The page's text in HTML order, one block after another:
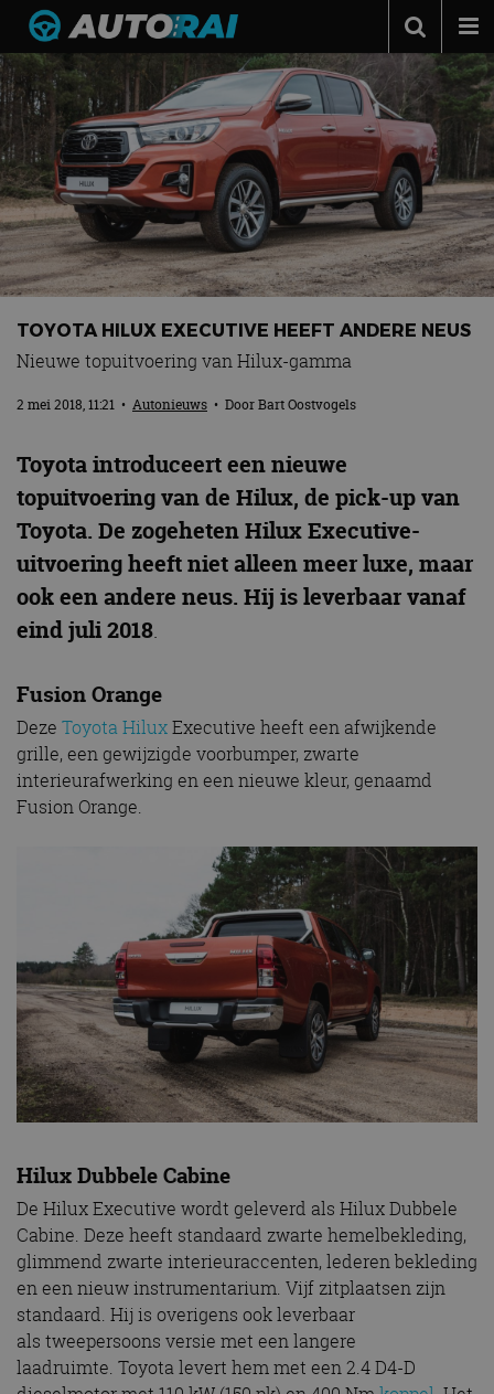
Autonieuws
Podcast
Autotests
Automerken
Adverteren
Contact
MotorRAI.nl
TOYOTA HILUX EXECUTIVE HEEFT ANDERE NEUS
Nieuwe topuitvoering van Hilux-gamma
2 mei 2018, 11:21 • Autonieuws • DoorBart Oostvogels
Toyota introduceert een nieuwe
topuitvoering van de Hilux, de pick-up van
Toyota. De zogeheten Hilux Executive-
uitvoering heeft niet alleen meer luxe, maar
ook een andere neus. Hij is leverbaar vanaf
eind juli 2018.
Fusion Orange
Deze Toyota HiluxExecutive heeft een afwijkende
grille, een gewijzigde voorbumper, zwarte
interieurafwerking en een nieuwe kleur, genaamd
Fusion Orange.
Hilux Dubbele Cabine
De Hilux Executive wordt geleverd als Hilux Dubbele
Cabine. Deze heeft standaard zwarte hemelbekleding,
glimmend zwarte interieuraccenten, lederen bekleding
en een nieuw instrumentarium. Vijf zitplaatsen zijn
standaard. Hij is overigens ook leverbaar
als tweepersoons versie met een langere
laadruimte. Toyota levert hem met een 2.4 D4-D